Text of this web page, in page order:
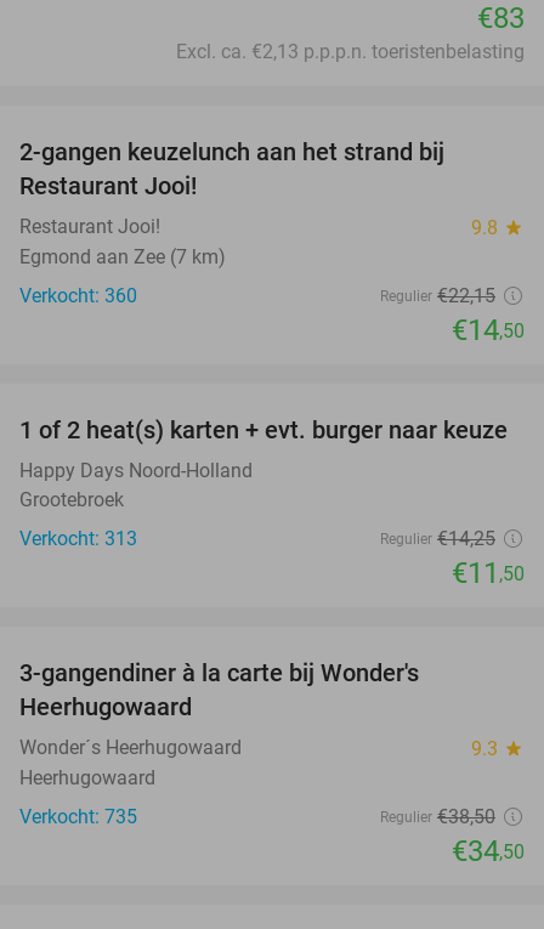
€83
Excl. ca. €2,13 p.p.p.n. toeristenbelasting
2-gangen keuzelunch aan het strand bij
Restaurant Jooi!
Restaurant Jooi! 9.8 star
Egmond aan Zee (7 km)
Verkocht: 360
Regulier €22,15
€14,50
19%
1 of 2 heat(s) karten + evt. burger naar keuze
Happy Days Noord-Holland
Grootebroek
Verkocht: 313
Regulier €14,25
€11 ,50
3-gangendiner à la carte bij Wonder's
Heerhugowaard
Wonder´s Heerhugowaard 9.3 star
Heerhugowaard
Verkocht: 735
Regulier €38,50
€34,50